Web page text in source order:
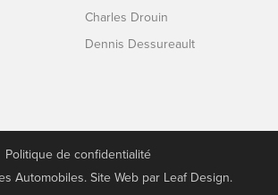
Charles Drouin
Dennis Dessureault
Politique de confidentialité
Automobiles. Site Web par Leaf Design.